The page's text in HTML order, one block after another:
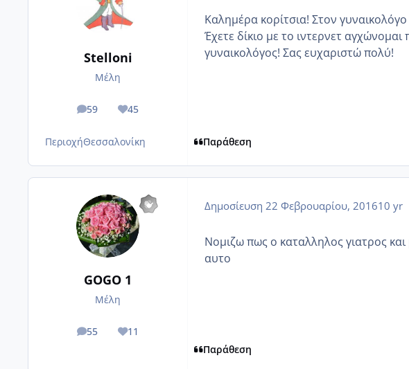
Stelloni
Μέλη
59
posts 45
Reputation
ΠεριοχήΘεσσαλονίκη
Καλημέρα κορίτσια! Στον
Έχετε δίκιο με το ιντερνετ
γυναικολόγος! Σας ευχαριστώ πολύ!
Παράθεση
GOGO 1
Μέλη
55
posts 11
Reputation
Δημοσίευση 22 Φεβρουαρίου, 201610 yr
Νομιζω πως ο καταλληλος γιατρος
αυτο
Παράθεση